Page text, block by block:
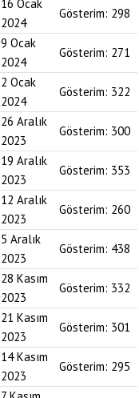
16 Ocak
2024
Gösterim: 298
9 Ocak
2024
Gösterim: 271
2 Ocak
2024
Gösterim: 322
26 Aralık
2023
Gösterim: 300
19 Aralık
2023
Gösterim: 353
12 Aralık
2023
Gösterim: 260
5 Aralık
2023
Gösterim: 438
28 Kasım
2023
Gösterim: 332
21 Kasım
2023
Gösterim: 301
14 Kasım
2023
Gösterim: 295